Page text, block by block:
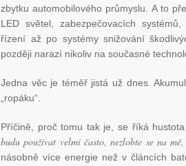
zbytku automobilového průmyslu. A to
LED světel, zabezpečovacích
řízení až po systémy snižování
později narazí nikoliv na současné
Jedna věc je téměř jistá už dnes.
„ropáku“.
Příčině, proč tomu tak je, se říká
budu používat velmi často, nezlobte se na
násobně více energie než v článcích